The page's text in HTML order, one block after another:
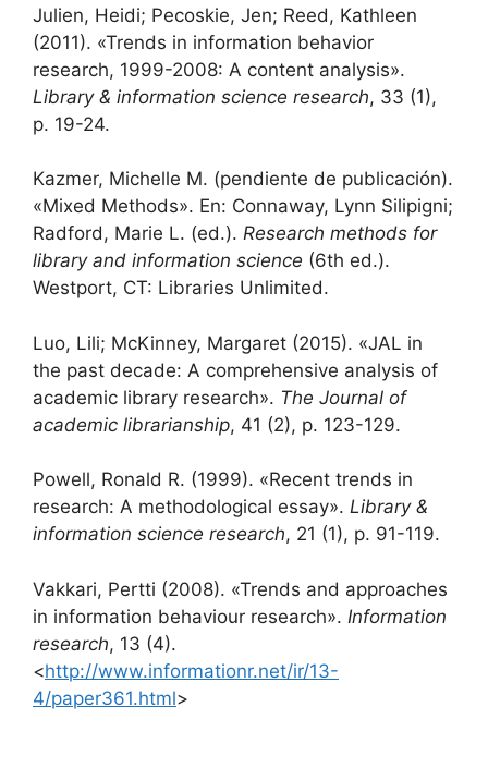
Julien, Heidi; Pecoskie, Jen; Reed, Kathleen
(2011). «Trends in information behavior
research, 1999-2008: A content analysis».
Library & information science research, 33 (1),
p. 19-24.
Kazmer, Michelle M. (pendiente de publicación).
«Mixed Methods». En: Connaway, Lynn Silipigni;
Radford, Marie L. (ed.). Research methods for
library and information science (6th ed.).
Westport, CT: Libraries Unlimited.
Luo, Lili; McKinney, Margaret (2015). «JAL in
the past decade: A comprehensive analysis of
academic library research». The Journal of
academic librarianship, 41 (2), p. 123-129.
Powell, Ronald R. (1999). «Recent trends in
research: A methodological essay». Library &
information science research, 21 (1), p. 91-119.
Vakkari, Pertti (2008). «Trends and approaches
in information behaviour research». Information
research, 13 (4).
<http://www.informationr.net/ir/13-
4/paper361.html>